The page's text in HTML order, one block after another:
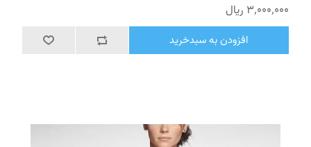
3٬000٬000 ریال
افزودن به سبدخرید